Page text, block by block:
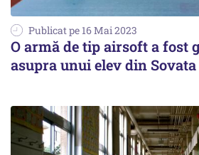
Publicat pe 16 Mai 2023
O armă de tip airsoft a fost
asupra unui elev din Sovata